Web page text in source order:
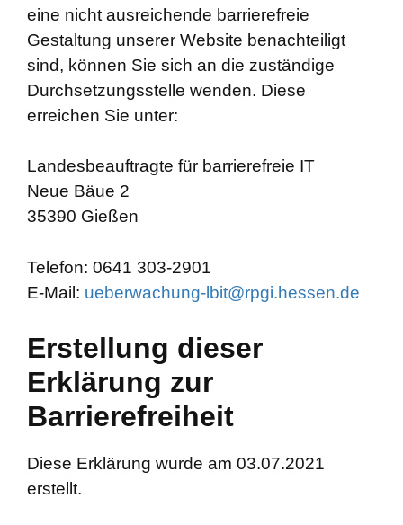
eine nicht ausreichende barrierefreie
Gestaltung unserer Website benachteiligt
sind, können Sie sich an die zuständige
Durchsetzungsstelle wenden. Diese
erreichen Sie unter:
Landesbeauftragte für barrierefreie IT
Neue Bäue 2
35390 Gießen
Telefon: 0641 303-2901
E-Mail: ueberwachung-lbit@rpgi.hessen.de
Erstellung dieser
Erklärung zur
Barrierefreiheit
Diese Erklärung wurde am 03.07.2021
erstellt.